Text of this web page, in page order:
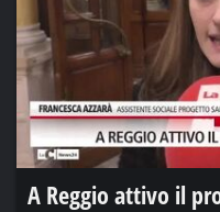
A Reggio attivo il